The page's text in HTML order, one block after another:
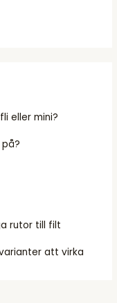
eller mini?
rutor till filt
att virka